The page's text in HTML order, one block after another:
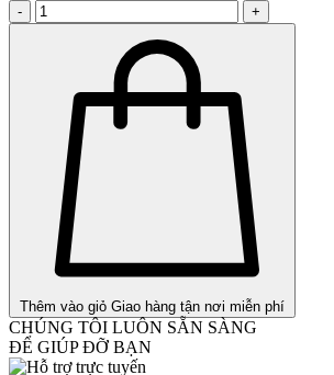
- +
Thêm vào giỏ Giao hàng tận nơi miễn phí
CHÚNG TÔI LUÔN SẴN SÀNG
ĐỂ GIÚP ĐỠ BẠN